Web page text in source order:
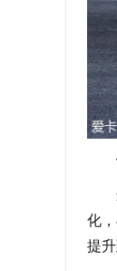
进
化
提